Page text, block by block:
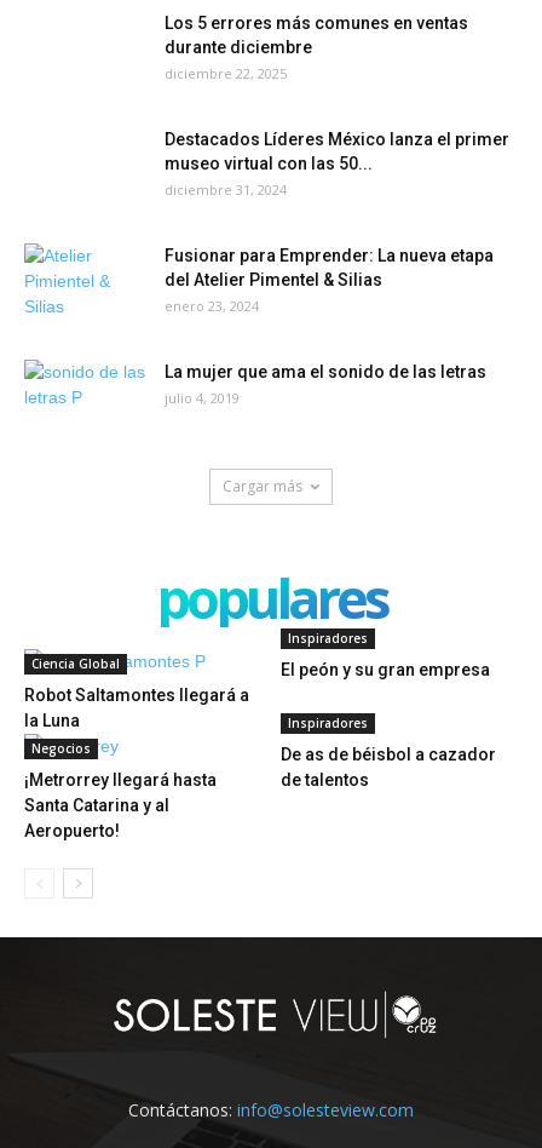
Los 5 errores más comunes en ventas
durante diciembre
diciembre 22, 2025
Destacados Líderes México lanza el primer
museo virtual con las 50...
diciembre 31, 2024
Fusionar para Emprender: La nueva etapa
del Atelier Pimentel & Silias
enero 23, 2024
La mujer que ama el sonido de las letras
julio 4, 2019
Cargar más
populares
Ciencia Global
Robot Saltamontes llegará a
la Luna
Inspiradores
El peón y su gran empresa
Negocios
¡Metrorrey llegará hasta
Santa Catarina y al
Aeropuerto!
Inspiradores
De as de béisbol a cazador
de talentos
Contáctanos: info@solesteview.com